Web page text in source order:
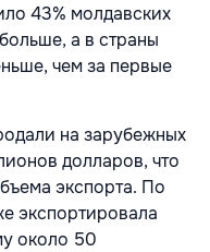
43% молдавских
а в страны
чем за первые
на зарубежных
долларов, что
экспорта. По
экспортировала
около 50